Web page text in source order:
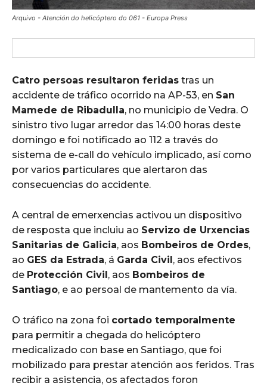
Arquivo - Atención do helicóptero do 061 - Europa Press
Catro persoas resultaron feridas tras un
accidente de tráfico ocorrido na AP-53, en San
Mamede de Ribadulla, no municipio de Vedra. O
sinistro tivo lugar arredor das 14:00 horas deste
domingo e foi notificado ao 112 a través do
sistema de e-call do vehículo implicado, así como
por varios particulares que alertaron das
consecuencias do accidente.
A central de emerxencias activou un dispositivo
de resposta que incluiu ao Servizo de Urxencias
Sanitarias de Galicia, aos Bombeiros de Ordes,
ao GES da Estrada, á Garda Civil, aos efectivos
de Protección Civil, aos Bombeiros de
Santiago, e ao persoal de mantemento da vía.
O tráfico na zona foi cortado temporalmente
para permitir a chegada do helicóptero
medicalizado con base en Santiago, que foi
mobilizado para prestar atención aos feridos. Tras
recibir a asistencia, os afectados foron